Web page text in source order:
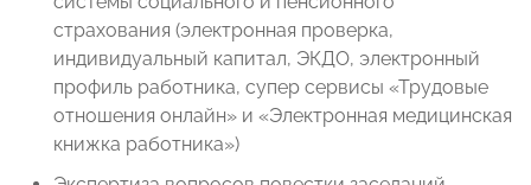
страхования (электронная проверка,
индивидуальный капитал, ЭКДО, электронный
профиль работника, супер сервисы «Трудовые
отношения онлайн» и «Электронная медицинская
книжка работника»)